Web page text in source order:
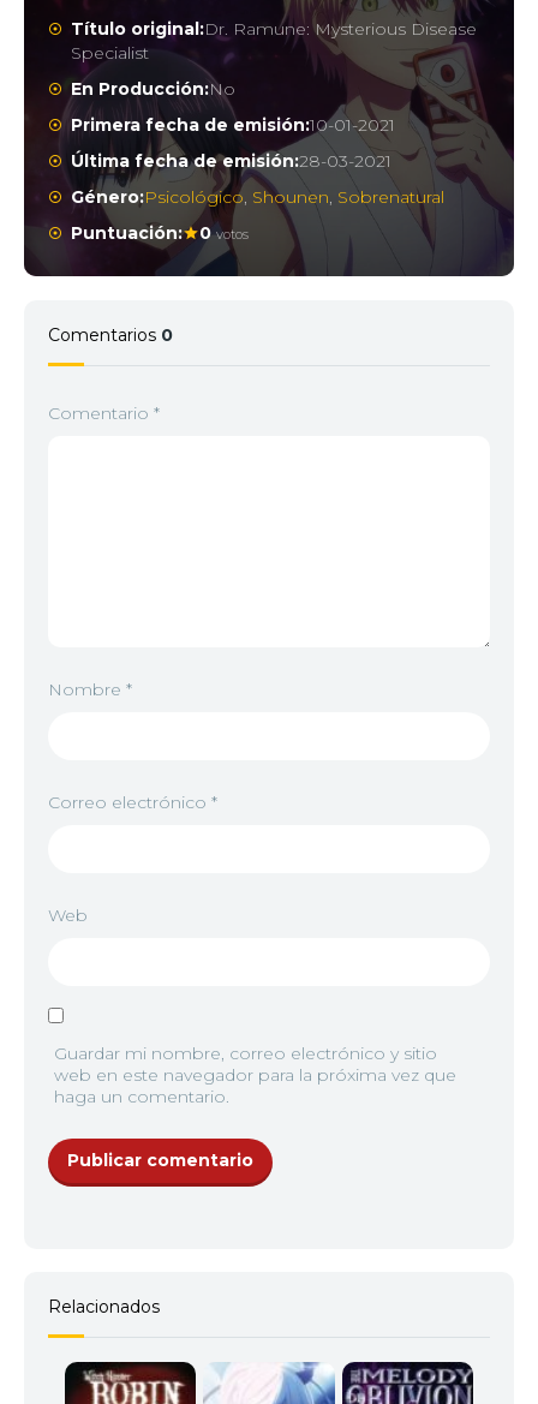
Título original:Dr. Ramune: Mysterious Disease
Specialist
En Producción:No
Primera fecha de emisión:10-01-2021
Última fecha de emisión:28-03-2021
Género:Psicológico, Shounen, Sobrenatural
Puntuación:
0 votos
Comentarios 0
Comentario *
Nombre *
Correo electrónico *
Web
Guardar mi nombre, correo electrónico y sitio
web en este navegador para la próxima vez que
haga un comentario.
Relacionados